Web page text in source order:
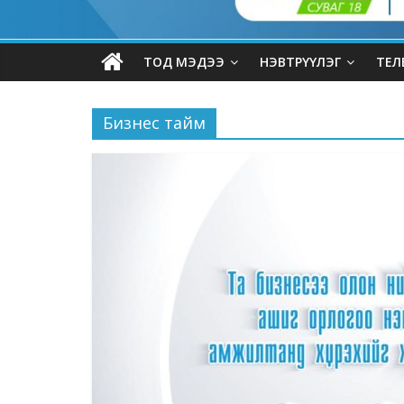
ТОД МЭДЭЭ НЭВТРҮҮЛЭГ
Бизнес тайм